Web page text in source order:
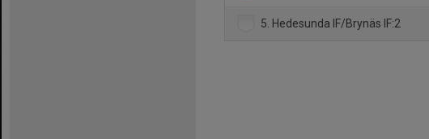
5. Hedesunda IF/Brynäs IF:2